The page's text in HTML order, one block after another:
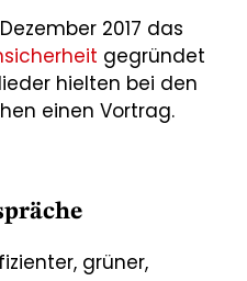
2017 das
gegründet
hielten bei den
einen Vortrag.
grüner,